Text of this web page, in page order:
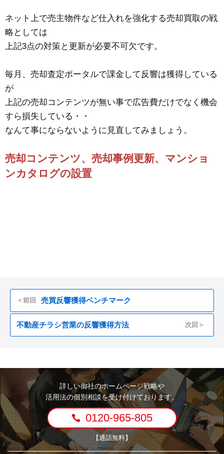
ネット上で売主物件など仕入れを強化する売却買取の戦
略としては
上記3点の対策と更新が必要不可欠です。
毎月、売却査定ポータルで課金して反響は獲得している
が
上記の売却コンテンツが無い事で広告費だけでなく機会
すら損失している・・
なんて事にならないように見直してみましょう。
売却コンテンツ、売却事例更新、マンショ
ンカタログの設置
＜前回 売買反響獲得ベンチマーク
不動産チラシ営業の反響獲得方法 次回＞
詳しい御社のホームページ戦略や
活用法の個別相談を受け付けております。
0120-965-805
【通話無料】